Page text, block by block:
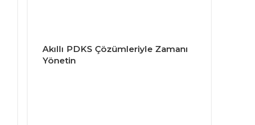
Akıllı PDKS Çözümleriyle Zamanı
Yönetin